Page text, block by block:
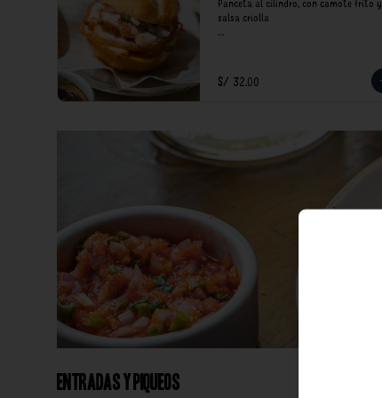
Panceta al cilindro, con camote frito y
salsa criolla
recargo al consumo.
S/ 32.00
Entradas y Piqueos